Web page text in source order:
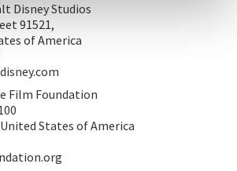
Disney Studios
91521,
of America
Film Foundation
States of America